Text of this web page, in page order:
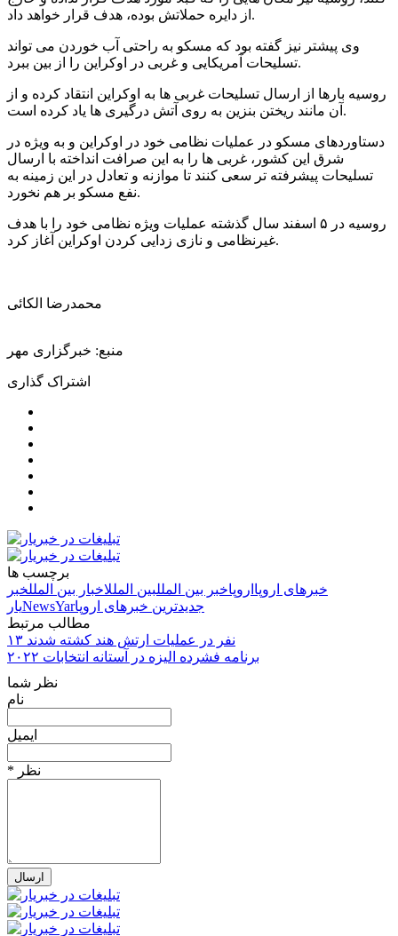
از دایره حملاتش بوده، هدف قرار خواهد داد.
وی پیشتر نیز گفته بود که مسکو به راحتی آب خوردن می تواند
تسلیحات آمریکایی و غربی در اوکراین را از بین ببرد.
روسیه بارها از ارسال تسلیحات غربی ها به اوکراین انتقاد کرده و از
آن مانند ریختن بنزین به روی آتش درگیری ها یاد کرده است.
دستاوردهای مسکو در عملیات نظامی خود در اوکراین و به ویژه در
شرق این کشور، غربی ها را به این صرافت انداخته با ارسال
تسلیحات پیشرفته تر سعی کنند تا موازنه و تعادل در این زمینه به
نفع مسکو بر هم نخورد.
روسیه در ۵ اسفند سال گذشته عملیات ویژه نظامی خود را با هدف
غیرنظامی و نازی زدایی کردن اوکراین آغاز کرد.
محمدرضا الكائی
منبع: خبرگزاری مهر
اشتراک گذاری
برچسب ها
خبرهای اروپا اروپاخبر بین المللبین المللاخبار بین المللخبر
یارNewsYarجدیدترین خبرهای اروپا
مطالب مرتبط
۱۳ نفر در عملیات ارتش هند کشته شدند
برنامه فشرده الیزه در آستانه انتخابات ۲۰۲۲
نظر شما
نام
ایمیل
* نظر